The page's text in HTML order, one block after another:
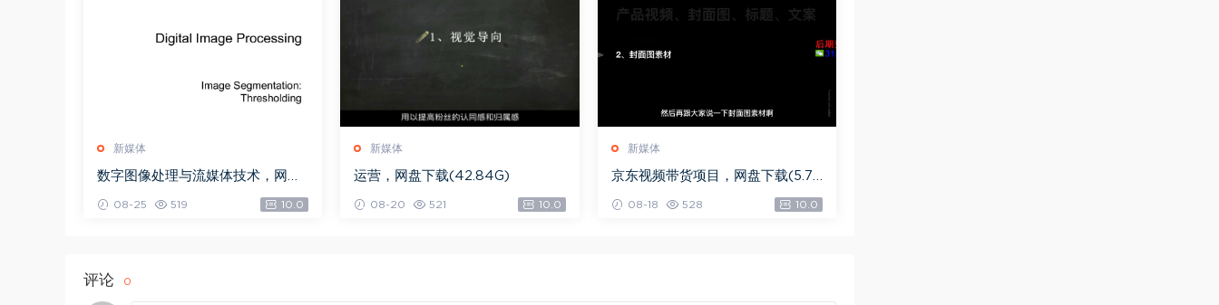
新媒体
数字图像处理与流媒体技术，网盘
08-25 519 10.0
新媒体
运营，网盘下载(42.84G)
08-20 521 10.0
新媒体
京东视频带货项目，网盘下载(5.72
08-18 528 10.0
评论 0